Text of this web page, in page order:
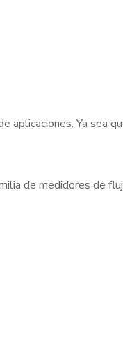
aplicaciones. Ya sea
de medidores de